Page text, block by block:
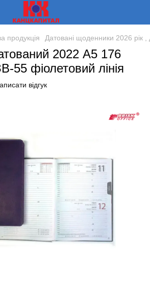
продукція Датовані щоденники 2026 рік ,
2022 А5 176
55 фіолетовий лінія
відгук